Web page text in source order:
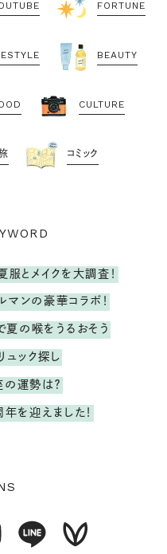
FORTUNE
BEAUTY
CULTURE
コミック
とメイクを大調査！
マンの豪華コラボ！
夏の喉をうるおそう
ック探し
運勢は？
を迎えました！